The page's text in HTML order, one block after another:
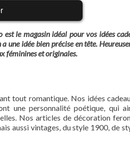
le magasin idéal pour vos idées
une idée bien précise en tête.
féminines et originales.
tout romantique. Nos idées
une personnalité poétique, qui
Nos articles de décoration
aussi vintages, du style 1900, de